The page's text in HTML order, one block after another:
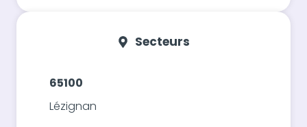
Secteurs
65100
Lézignan